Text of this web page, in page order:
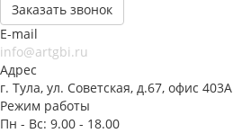
Заказать звонок
E-mail
info@artgbi.ru
Адрес
г. Тула, ул. Советская, д.67, офис 403А
Режим работы
Пн - Вс: 9.00 - 18.00